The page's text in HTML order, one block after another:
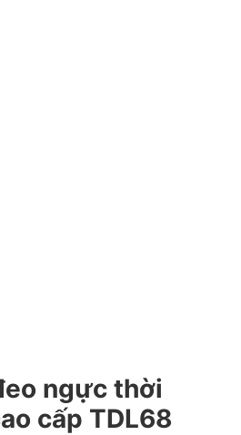
ngực thời
cấp TDL68